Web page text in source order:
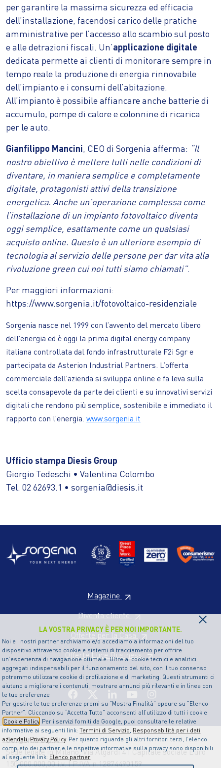
LA VOSTRA PRIVACY È PER NOI IMPORTANTE.
Noi e i nostri partner archiviamo e/o accediamo a informazioni del tuo
dispositivo attraverso cookie e sistemi di tracciamento per offrire
un’esperienza di navigazione ottimale. Oltre ai cookie tecnici e analitici
aggregati indispensabili per il funzionamento del sito, con il tuo consenso
potremmo utilizzare cookie di profilazione e di marketing. Questi strumenti ci
aiutano a migliorare i contenuti, mostrare annunci più rilevanti e in linea con
le tue preferenze
Per gestire le tue preferenze premi su “Mostra Finalità” oppure su “Elenco
Partner”. Cliccando su “Accetta Tutto” acconsenti all’utilizzo di tutti i cookie
Cookie Policy . Per i servizi forniti da Google, puoi consultare le relative
informative ai seguenti link:Termini di Servizio, Responsabilità per i dati
aziendali, Privacy Policy. Per quanto riguarda gli altri fornitori terzi, l’elenco
completo dei partner e le rispettive informative sulla privacy sono disponibili
al seguente link: Elenco partner
×
per garantire la massima sicurezza ed efficacia
dell’installazione, facendosi carico delle pratiche
amministrative per l’accesso allo scambio sul posto
e alle detrazioni fiscali. Un’applicazione digitale
dedicata permette ai clienti di monitorare sempre in
tempo reale la produzione di energia rinnovabile
dell’impianto e i consumi dell’abitazione.
All’impianto è possibile affiancare anche batterie di
accumulo, pompe di calore e colonnine di ricarica
per le auto.
Gianfilippo Mancini, CEO di Sorgenia afferma: “Il
nostro obiettivo è mettere tutti nelle condizioni di
diventare, in maniera semplice e completamente
digitale, protagonisti attivi della transizione
energetica. Anche un’operazione complessa come
l’installazione di un impianto fotovoltaico diventa
oggi semplice, esattamente come un qualsiasi
acquisto online. Questo è un ulteriore esempio di
tecnologia al servizio delle persone per dar vita alla
rivoluzione green cui noi tutti siamo chiamati”.
Per maggiori informazioni:
https://www.sorgenia.it/fotovoltaico-residenziale
Sorgenia nasce nel 1999 con l’avvento del mercato libero
dell’energia ed è oggi la prima digital energy company
italiana controllata dal fondo infrastrutturale F2i Sgr e
partecipata da Asterion Industrial Partners. L’offerta
commerciale dell’azienda si sviluppa online e fa leva sulla
scelta consapevole da parte dei clienti e su innovativi servizi
digitali che rendono più semplice, sostenibile e immediato il
rapporto con l’energia. www.sorgenia.it
Ufficio stampa Diesis Group
Giorgio Tedeschi • Valentina Colombo
Tel. 02 62693.1 • sorgenia@diesis.it
Magazine
Diventa cliente
Offerte per la Casa
Offerte Luce Business
Sorgenia S.p.A
Sede legale in Milano, Via Algardi 4 | Capitale sociale Euro
150.000.000,00 i.v. | P.IVA n.12874490159